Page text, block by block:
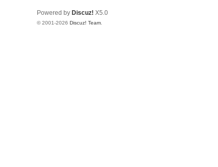
Powered by Discuz! X5.0
© 2001-2026 Discuz! Team